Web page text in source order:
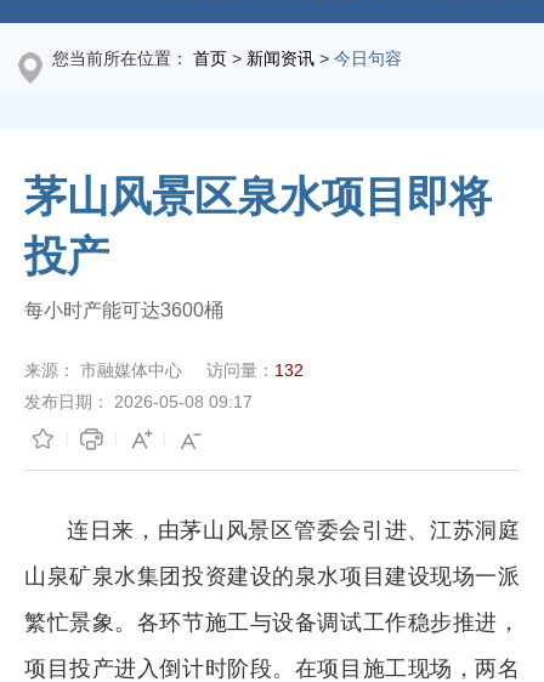
您当前所在位置： 首页 > 新闻资讯 > 今日句容
茅山风景区泉水项目即将
投产
每小时产能可达3600桶
来源： 市融媒体中心 访问量： 132
发布日期：
2026-05-08 09:17
连日来，由茅山风景区管委会引进、江苏洞庭
山泉矿泉水集团投资建设的泉水项目建设现场一派
繁忙景象。各环节施工与设备调试工作稳步推进，
项目投产进入倒计时阶段。在项目施工现场，两名